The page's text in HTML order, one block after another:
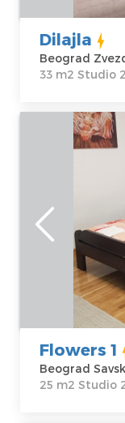
30 €
Dilajla
Beograd
33 m2 Studio
Studio
Venac,
Lokacija:
Beograd
Adresa:
Milenka 41
Flowers 1
Beograd
25 m2 Studio